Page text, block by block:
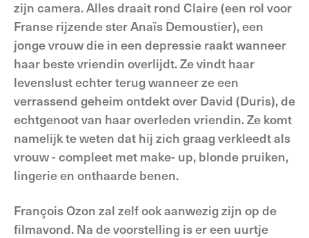
zijn camera. Alles draait rond Claire (een rol voor
Franse rijzende ster Anaïs Demoustier), een
jonge vrouw die in een depressie raakt wanneer
haar beste vriendin overlijdt. Ze vindt haar
levenslust echter terug wanneer ze een
verrassend geheim ontdekt over David (Duris), de
echtgenoot van haar overleden vriendin. Ze komt
namelijk te weten dat hij zich graag verkleedt als
vrouw - compleet met make- up, blonde pruiken,
lingerie en onthaarde benen.
François Ozon zal zelf ook aanwezig zijn op de
filmavond. Na de voorstelling is er een uurtje